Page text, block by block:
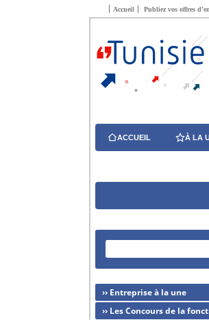
Accueil Publiez vos offres
ACCUEIL À LA
›› Entreprise à la une
›› Les Concours de la